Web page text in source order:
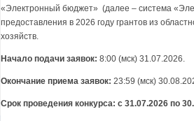
«Электронный бюджет» (далее – система
предоставления в 2026 году грантов из
хозяйств.
Начало подачи заявок: 8:00 (мск) 31.07.2026.
Окончание приема заявок: 23:59 (мск)
Срок проведения конкурса: с 31.07.2026 по